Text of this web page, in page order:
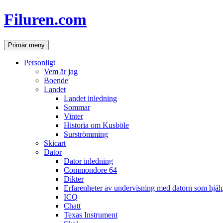
Hoppa
till
Filuren.com
SökPrimär meny
Personligt
Vem är jag
Boende
Landet
Landet inledning
Sommar
Vinter
Historia om Kusböle
Surströmming
Skicart
Dator
Dator inledning
Commondore 64
Dikter
Erfarenheter av undervisning med datorn som
ICQ
Chatt
Texas Instrument